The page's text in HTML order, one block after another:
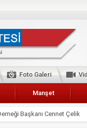
Foto Galeri
Manşet
hizmet çağrısı
Esnaf Odası Başkanı Şefik